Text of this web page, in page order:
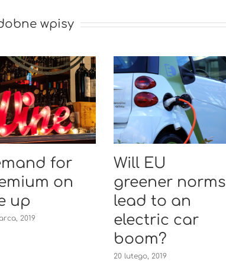
wpisy
for
on
up
2019
Will EU
greener norms
lead to an
electric car
boom?
20 lutego, 2019